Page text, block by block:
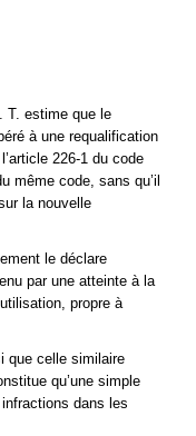
T. estime que le
à une requalification
226-1 du code
même code, sans qu’il
la nouvelle
le déclare
par une atteinte à la
propre à
que celle similaire
qu’une simple
dans les